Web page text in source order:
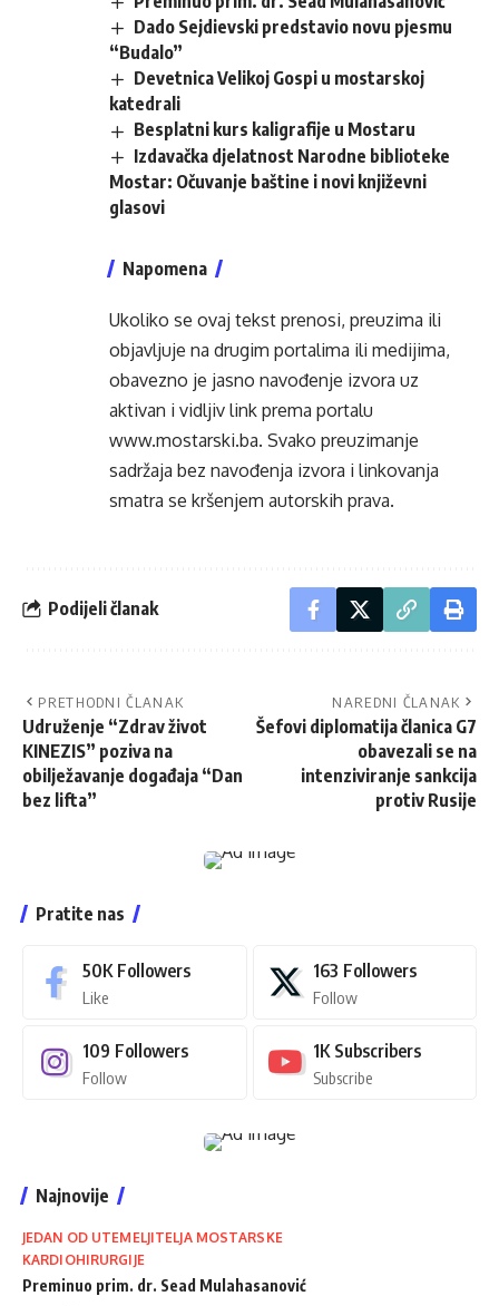
Dado Sejdievski predstavio novu pjesmu
“Budalo”
Devetnica Velikoj Gospi u mostarskoj
katedrali
Besplatni kurs kaligrafije u Mostaru
Izdavačka djelatnost Narodne biblioteke
Mostar: Očuvanje baštine i novi književni
glasovi
Napomena
Ukoliko se ovaj tekst prenosi, preuzima ili
objavljuje na drugim portalima ili medijima,
obavezno je jasno navođenje izvora uz
aktivan i vidljiv link prema portalu
www.mostarski.ba. Svako preuzimanje
sadržaja bez navođenja izvora i linkovanja
smatra se kršenjem autorskih prava.
Podijeli članak
PRETHODNI ČLANAK
Udruženje “Zdrav život
KINEZIS” poziva na
obilježavanje događaja “Dan
bez lifta”
NAREDNI ČLANAK
Šefovi diplomatija članica G7
obavezali se na
intenziviranje sankcija
protiv Rusije
Pratite nas
50K Followers
Like
163 Followers
Follow
109 Followers
Follow
1K Subscribers
Subscribe
Najnovije
JEDAN OD UTEMELJITELJA MOSTARSKE
KARDIOHIRURGIJE
Preminuo prim. dr. Sead Mulahasanović